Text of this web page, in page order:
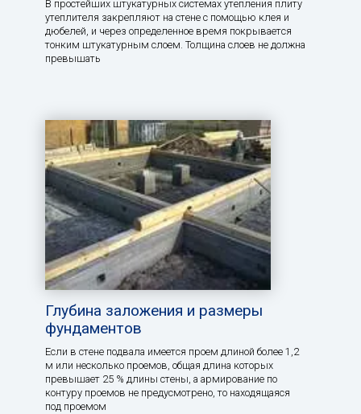
В простейших штукатурных системах утепления плиту
утеплителя закрепляют на стене с помощью клея и
дюбелей, и через определенное время покрывается
тонким штукатурным слоем. Толщина слоев не должна
превышать
Глубина заложения и размеры
фундаментов
Если в стене подвала имеется проем длиной более 1,2
м или несколько проемов, общая длина которых
превышает 25 % длины стены, а армирование по
контуру проемов не предусмотрено, то находящаяся
под проемом